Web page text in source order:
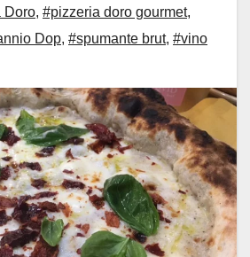
Doro, #pizzeria doro gourmet,
Dop, #spumante brut, #vino